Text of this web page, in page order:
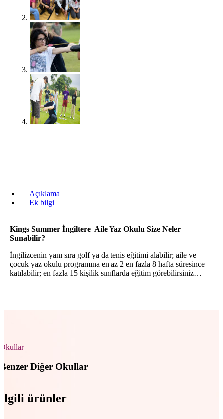
Açıklama
Ek bilgi
Kings Summer İngiltere Aile Yaz Okulu Size Neler
Sunabilir?
İngilizcenin yanı sıra golf ya da tenis eğitimi alabilir; aile ve
çocuk yaz okulu programına en az 2 en fazla 8 hafta süresince
katılabilir; en fazla 15 kişilik sınıflarda eğitim görebilirsiniz…
Okullar
Benzer Diğer Okullar
İlgili ürünler